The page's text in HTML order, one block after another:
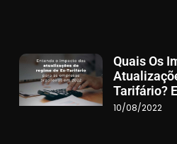
Quais Os
Tarifário?
10/08/2022